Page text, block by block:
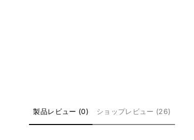
製品レビュー (0) ショップレビュー (26)